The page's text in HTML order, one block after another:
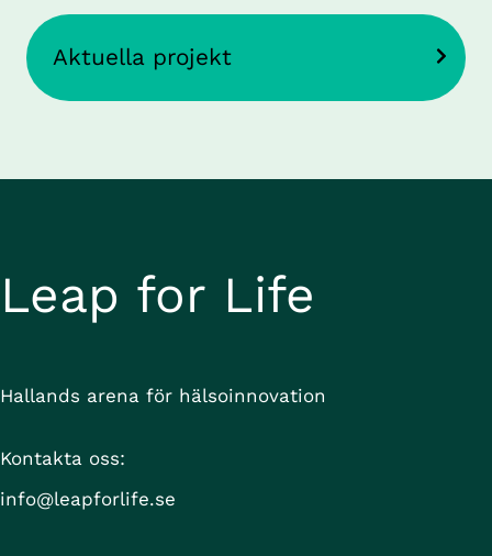
Aktuella projekt
Leap for Life
Hallands arena för hälsoinnovation
Kontakta oss:
info@leapforlife.se